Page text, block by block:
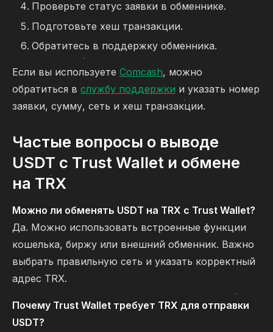
Проверьте статус заявки в обменнике.
Подготовьте хеш транзакции.
Обратитесь в поддержку обменника.
Если вы используете Comcash, можно
обратиться в службу поддержки и указать номер
заявки, сумму, сеть и хеш транзакции.
Частые вопросы о выводе
USDT с Trust Wallet и обмене
на TRX
Можно ли обменять USDT на TRX с Trust Wallet?
Да. Можно использовать встроенные функции
кошелька, биржу или внешний обменник. Важно
выбрать правильную сеть и указать корректный
адрес TRX.
Почему Trust Wallet требует TRX для отправки
USDT?